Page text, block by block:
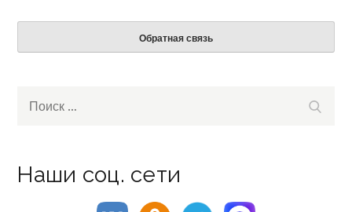
Обратная связь
Search
Наши соц. сети